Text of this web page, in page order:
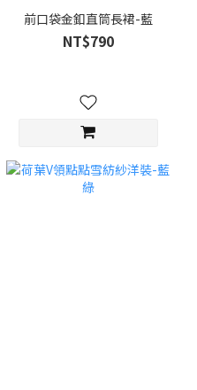
前口袋金釦直筒長裙-藍
NT$790